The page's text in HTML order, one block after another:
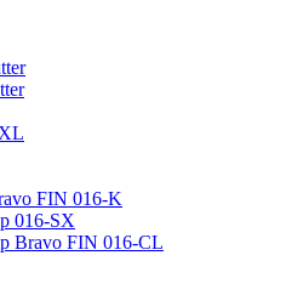
FIN 016-K
016-SX
Bravo FIN 016-СL